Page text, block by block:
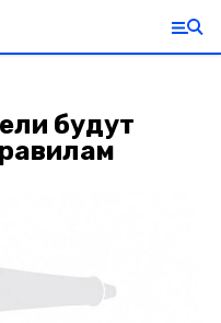
будут